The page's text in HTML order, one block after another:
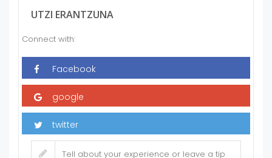
UTZI ERANTZUNA
Connect with: